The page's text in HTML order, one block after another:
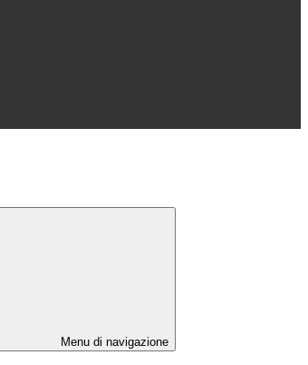
Menu di navigazione